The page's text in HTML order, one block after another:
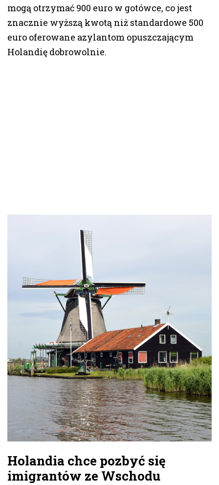
mogą otrzymać 900 euro w gotówce, co jest
znacznie wyższą kwotą niż standardowe 500
euro oferowane azylantom opuszczającym
Holandię dobrowolnie.
Holandia chce pozbyć się
imigrantów ze Wschodu